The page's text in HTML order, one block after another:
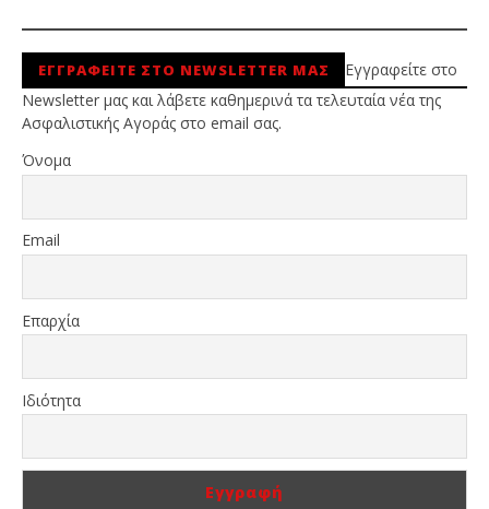
ΕΓΓΡΑΦΕΙΤΕ ΣΤΟ NEWSLETTER ΜΑΣ
Εγγραφείτε στο
Newsletter μας και λάβετε καθημερινά τα τελευταία νέα της
Ασφαλιστικής Αγοράς στο email σας.
Όνομα
Email
Επαρχία
Ιδιότητα